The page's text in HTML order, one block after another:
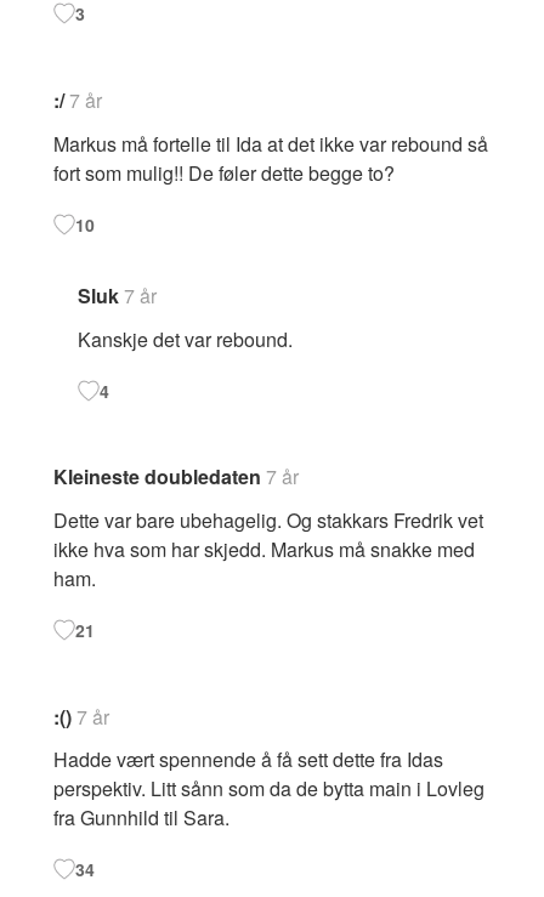
3
:/7 år
Markus må fortelle til Ida at det ikke var rebound så
fort som mulig!! De føler dette begge to?
10
Sluk7 år
Kanskje det var rebound.
4
Kleineste doubledaten 7 år
Dette var bare ubehagelig. Og stakkars Fredrik vet
ikke hva som har skjedd. Markus må snakke med
ham.
21
:()7 år
Hadde vært spennende å få sett dette fra Idas
perspektiv. Litt sånn som da de bytta main i Lovleg
fra Gunnhild til Sara.
34